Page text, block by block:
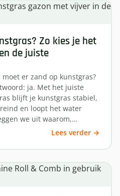
Zo kies je het
de juiste
er zand op kunstgras?
ja. Met het juiste
blijft je kunstgras stabiel,
en loopt het water
we uit waarom,…
Lees verder →